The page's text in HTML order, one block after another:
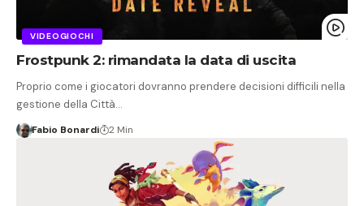
VIDEOGIOCHI
Frostpunk 2: rimandata la data di uscita
Proprio come i giocatori dovranno prendere decisioni difficili nella
gestione della Città…
Fabio Bonardi 2 Min